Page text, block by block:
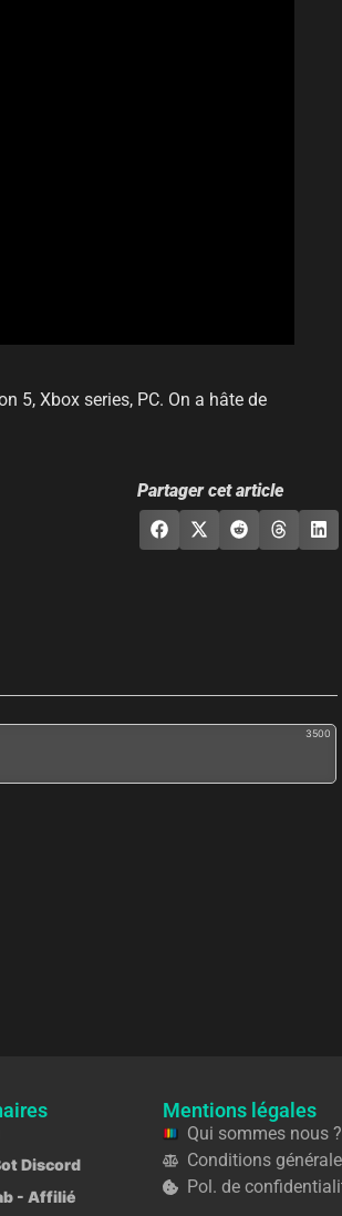
5, Xbox series, PC. On a hâte de
Partager cet article
3500
Discord
- Affilié
Mentions légales
Qui sommes nous ?
Conditions
Pol. de